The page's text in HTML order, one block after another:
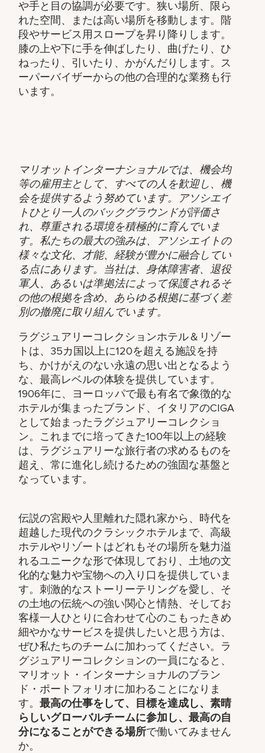
や手と目の協調が必要です。狭い場所、限ら
れた空間、または高い場所を移動します。階
段やサービス用スロープを昇り降りします。
膝の上や下に手を伸ばしたり、曲げたり、ひ
ねったり、引いたり、かがんだりします。ス
ーパーバイザーからの他の合理的な業務も行
います。
マリオットインターナショナルでは、機会均
等の雇用主として、すべての人を歓迎し、機
会を提供するよう努めています。アソシエイ
トひとり一人のバックグラウンドが評価さ
れ、尊重される環境を積極的に育んでいま
す。私たちの最大の強みは、アソシエイトの
様々な文化、才能、経験が豊かに融合してい
る点にあります。当社は、身体障害者、退役
軍人、あるいは準拠法によって保護されるそ
の他の根拠を含め、あらゆる根拠に基づく差
別の撤廃に取り組んでいます。
ラグジュアリーコレクションホテル＆リゾー
トは、35カ国以上に120を超える施設を持
ち、かけがえのない永遠の思い出となるよう
な、最高レベルの体験を提供しています。
1906年に、ヨーロッパで最も有名で象徴的な
ホテルが集まったブランド、イタリアのCIGA
として始まったラグジュアリーコレクショ
ン。これまでに培ってきた100年以上の経験
は、ラグジュアリーな旅行者の求めるものを
超え、常に進化し続けるための強固な基盤と
なっています。
伝説の宮殿や人里離れた隠れ家から、時代を
超越した現代のクラシックホテルまで、高級
ホテルやリゾートはどれもその場所を魅力溢
れるユニークな形で体現しており、土地の文
化的な魅力や宝物への入り口を提供していま
す。刺激的なストーリーテリングを愛し、そ
の土地の伝統への強い関心と情熱、そしてお
客様一人ひとりに合わせて心のこもったきめ
細やかなサービスを提供したいと思う方は、
ぜひ私たちのチームに加わってください。ラ
グジュアリーコレクションの一員になると、
マリオット・インターナショナルのブラン
ド・ポートフォリオに加わることになりま
す。最高の仕事をして、目標を達成し、素晴
らしいグローバルチームに参加し、最高の自
分になることができる場所で働いてみません
か。